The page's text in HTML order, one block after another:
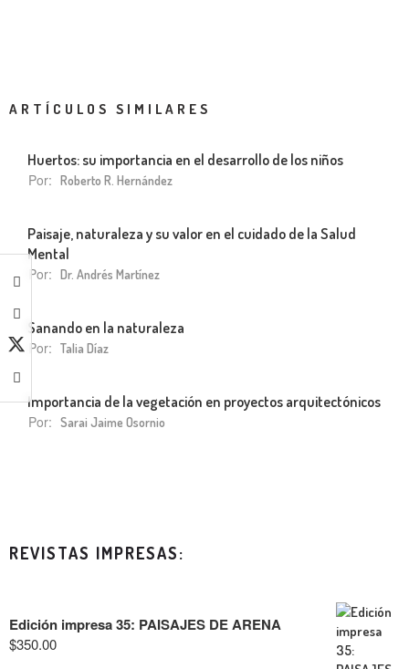
ARTÍCULOS SIMILARES
Huertos: su importancia en el desarrollo de los niños
Por: Roberto R. Hernández
Paisaje, naturaleza y su valor en el cuidado de la Salud
Mental
Por: Dr. Andrés Martínez
Sanando en la naturaleza
Por: Talia Díaz
Importancia de la vegetación en proyectos arquitectónicos
Por: Sarai Jaime Osornio
REVISTAS IMPRESAS:
Edición impresa 35: PAISAJES DE ARENA
$350.00